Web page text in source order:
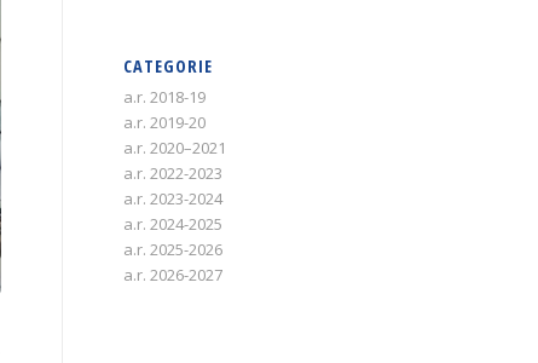
CATEGORIE
a.r. 2018-19
a.r. 2019-20
a.r. 2020–2021
a.r. 2022-2023
a.r. 2023-2024
a.r. 2024-2025
a.r. 2025-2026
a.r. 2026-2027